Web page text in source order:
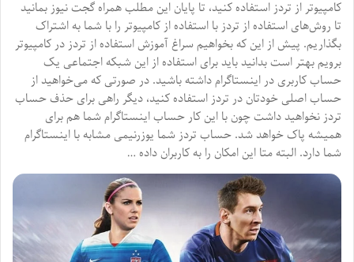
کامپیوتر از تردز استفاده کنید، تا پایان این مطلب همراه گجت نیوز بمانید
تا روش‌های استفاده از تردز با استفاده از کامپیوتر را با شما به اشتراک
بگذاریم. پیش از این که بخواهیم سراغ آموزش استفاده از تردز در کامپیوتر
برویم بهتر است بدانید باید برای استفاده از این شبکه اجتماعی یک
حساب کاربری در اینستاگرام داشته باشید. در صورتی که می‌خواهید از
حساب اصلی خودتان در تردز استفاده کنید، دیگر راهی برای حذف حساب
تردز نخواهید داشت چون با این کار حساب اینستاگرام شما هم برای
همیشه پاک خواهد شد. حساب تردز شما یوزرنیمی مشابه با اینستاگرام
شما دارد. البته متا این امکان را به کاربران داده …